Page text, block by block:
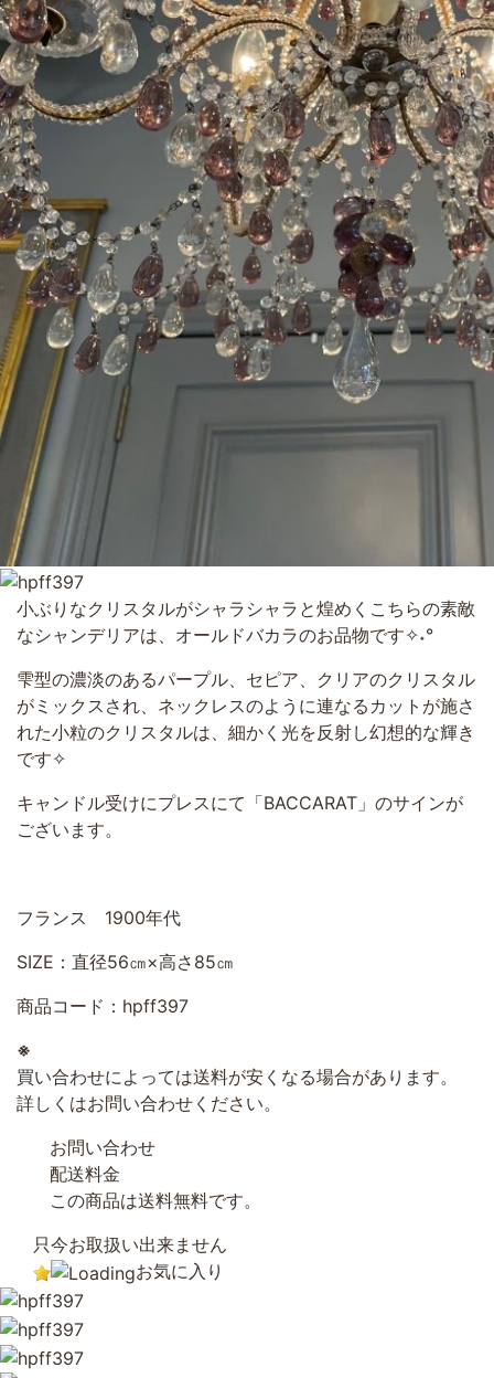
小ぶりなクリスタルがシャラシャラと煌めくこちらの素敵
なシャンデリアは、オールドバカラのお品物です✧˖°
雫型の濃淡のあるパープル、セピア、クリアのクリスタル
がミックスされ、ネックレスのように連なるカットが施さ
れた小粒のクリスタルは、細かく光を反射し幻想的な輝き
です✧
キャンドル受けにプレスにて「BACCARAT」のサインが
ございます。
フランス 1900年代
SIZE：直径56㎝×高さ85㎝
商品コード：hpff397
※
買い合わせによっては送料が安くなる場合があります。
詳しくはお問い合わせください。
お問い合わせ
配送料金
この商品は送料無料です。
只今お取扱い出来ません
お気に入り